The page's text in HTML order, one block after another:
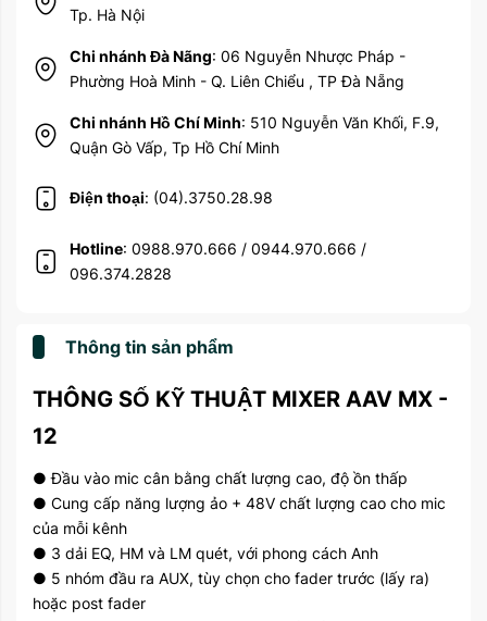
Tp. Hà Nội
Chi nhánh Đà Nãng: 06 Nguyễn Nhược Pháp -
Phường Hoà Minh - Q. Liên Chiểu , TP Đà Nẵng
Chi nhánh Hồ Chí Minh: 510 Nguyễn Văn Khối, F.9,
Quận Gò Vấp, Tp Hồ Chí Minh
Điện thoại: (04).3750.28.98
Hotline: 0988.970.666 / 0944.970.666 /
096.374.2828
Thông tin sản phẩm
THÔNG SỐ KỸ THUẬT MIXER AAV MX -
12
● Đầu vào mic cân bằng chất lượng cao, độ ồn thấp
● Cung cấp năng lượng ảo + 48V chất lượng cao cho mic
của mỗi kênh
● 3 dải EQ, HM và LM quét, với phong cách Anh
● 5 nhóm đầu ra AUX, tùy chọn cho fader trước (lấy ra)
hoặc post fader